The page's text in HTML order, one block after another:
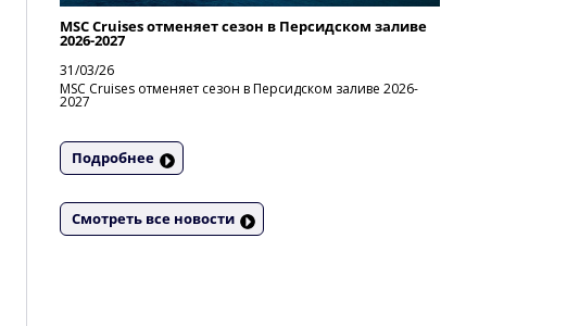
MSC Cruises отменяет сезон в Персидском заливе
2026-2027
31/03/26
MSC Cruises отменяет сезон в Персидском заливе 2026-
2027
Подробнее
Смотреть все новости